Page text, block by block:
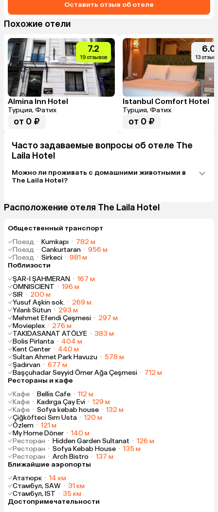
Оставить отзыв об отеле
Похожие отели
7.2
19 отзывов
Almina Inn Hotel
Турция, Фатих
от 0 ₽
6.0
13
Istanbul Comfort Hotel
Турция, Фатих
от 0 ₽
Часто задаваемые вопросы об отеле The
Laila Hotel
Можно ли проживать с домашними животными в
The Laila Hotel?
Расположение отеля The Laila Hotel
Общественный транспорт
Поезд · Kumkapı · 782 м
Поезд · Cankurtaran · 956 м
Поезд · Sirkeci · 981 м
Поблизости
ŞAR-I ŞAHMERAN · 167 м
OMNISCIENT · 196 м
SIR · 200 м
Yusuf Aşkin sok. · 269 м
Yılanlı Sütun · 293 м
Mehmet Efendi Çeşmesi · 297 м
Movieplex · 276 м
TAKIDASANAT ATÖLYE · 383 м
Bolis Pirlanta · 404 м
Kent Center · 440 м
Sultan Ahmet Park Havuzu · 578 м
Şadırvan · 677 м
Başçuhadar Seyyid Ömer Ağa Çeşmesi · 712 м
Рестораны и кафе
Кафе · Bellis Cafe · 112 м
Кафе · Kadırga Çay Evi · 129 м
Кафе · Sofya kebab house · 132 м
Çiğköfteci Sırrı Usta · 120 м
Özlem · 121 м
My Home Döner · 140 м
Ресторан · Hidden Garden Sultanat · 126 м
Ресторан · Sofya Kebab House · 135 м
Ресторан · Arch Bistro · 137 м
Ближайшие аэропорты
Ататюрк · 14 км
Стамбул, SAW · 31 км
Стамбул, IST · 35 км
Достопримечательности